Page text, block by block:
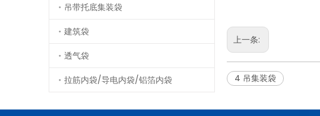
吊带托底集装袋
建筑袋
透气袋
拉筋内袋/导电内袋/铝箔内袋
上一条:
4 吊集装袋